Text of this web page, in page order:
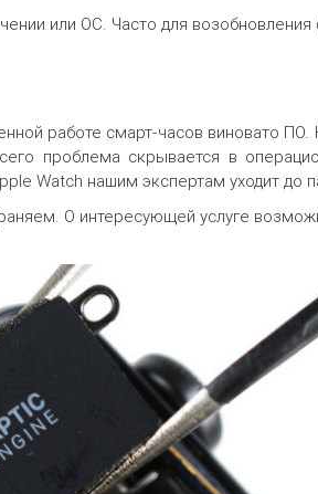
или ОС. Часто для
работе смарт-часов виновато
проблема скрывается в
Watch нашим экспертам уходит до
О интересующей услуге